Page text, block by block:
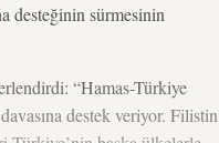
desteğinin sürmesinin
“Hamas-Türkiye
destek veriyor. Filistin